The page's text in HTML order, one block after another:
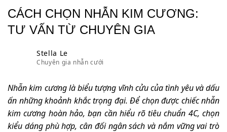
CÁCH CHỌN NHẪN KIM CƯƠNG:
TƯ VẤN TỪ CHUYÊN GIA
Stella Le
Chuyên gia nhẫn cưới
Nhẫn kim cương là biểu tượng vĩnh cửu của tình yêu và dấu
ấn những khoảnh khắc trọng đại. Để chọn được chiếc nhẫn
kim cương hoàn hảo, bạn cần hiểu rõ tiêu chuẩn 4C, chọn
kiểu dáng phù hợp, cân đối ngân sách và nắm vững vai trò